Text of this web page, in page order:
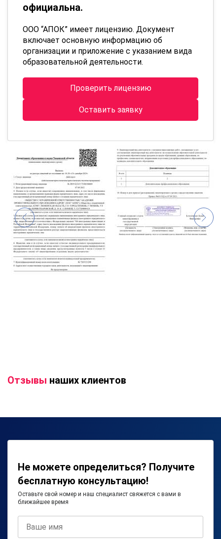
официальна.
ООО “АПОК” имеет лицензию. Документ
включает основную информацию об
организации и приложение с указанием вида
образовательной деятельности.
Проверить лицензию
Оставить заявку
Отзывы наших клиентов
Не можете определиться? Получите
бесплатную консультацию!
Оставьте свой номер и наш специалист свяжется с вами в
ближайшее время